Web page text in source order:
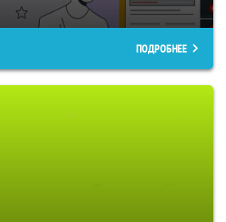
ПОДРОБНЕЕ